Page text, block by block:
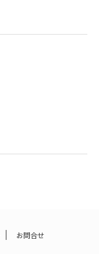
お問合せ